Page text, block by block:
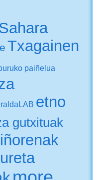
Txagainen
paiñelua
etno
gutxituak
iñorenak